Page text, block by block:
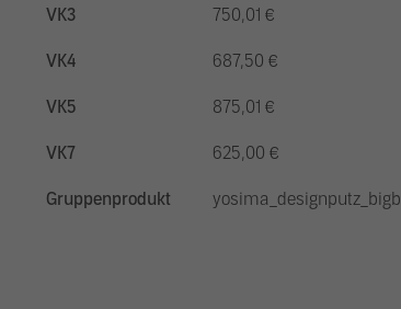
VK3 750,01 €
VK4 687,50 €
VK5 875,01 €
VK7 625,00 €
Gruppenprodukt yosima_designputz_bigb